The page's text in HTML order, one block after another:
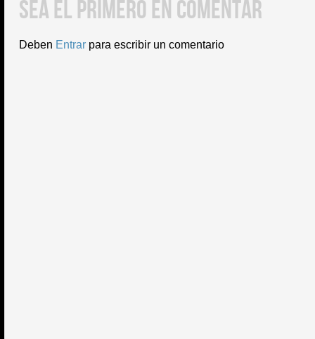
SEA EL PRIMERO EN COMENTAR
Deben Entrar para escribir un comentario